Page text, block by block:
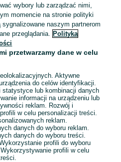
konto Google
LUB
wybory lub zarządzać nimi,
momencie na stronie polityki
naszym partnerom
przeglądania.
Polityka
przetwarzamy dane w celu
Aktywne
do celów identyfikacji.
statystyce lub kombinacji danych
informacji na urządzeniu lub
reklam. Rozwój i
w celu personalizacji treści.
reklam.
danych do wyboru reklam.
danych do wyboru treści.
profili do wyboru
profili w celu